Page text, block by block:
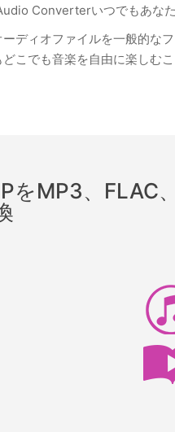
Converterいつでもあな
ーディオファイルを一般的な
こでも音楽を自由に楽しむ
MP3、FLAC